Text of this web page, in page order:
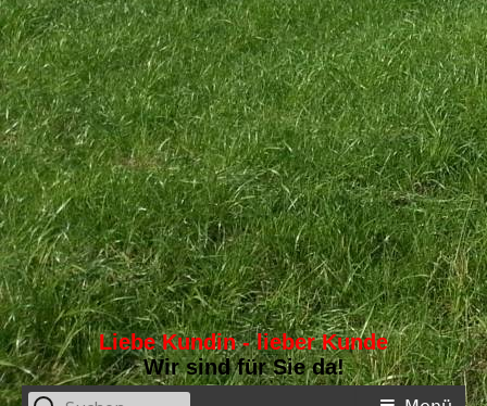
Liebe Kundin - lieber Kunde
Wir sind für Sie da!